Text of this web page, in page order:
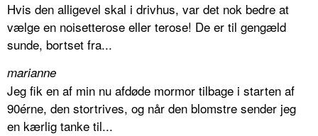
Hvis den alligevel skal i drivhus, var det nok bedre at
vælge en noisetterose eller terose! De er til gengæld
sunde, bortset fra...
marianne
Jeg fik en af min nu afdøde mormor tilbage i starten af
90érne, den stortrives, og når den blomstre sender jeg
en kærlig tanke til...